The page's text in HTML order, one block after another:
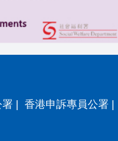
署 香港申訴專員公署